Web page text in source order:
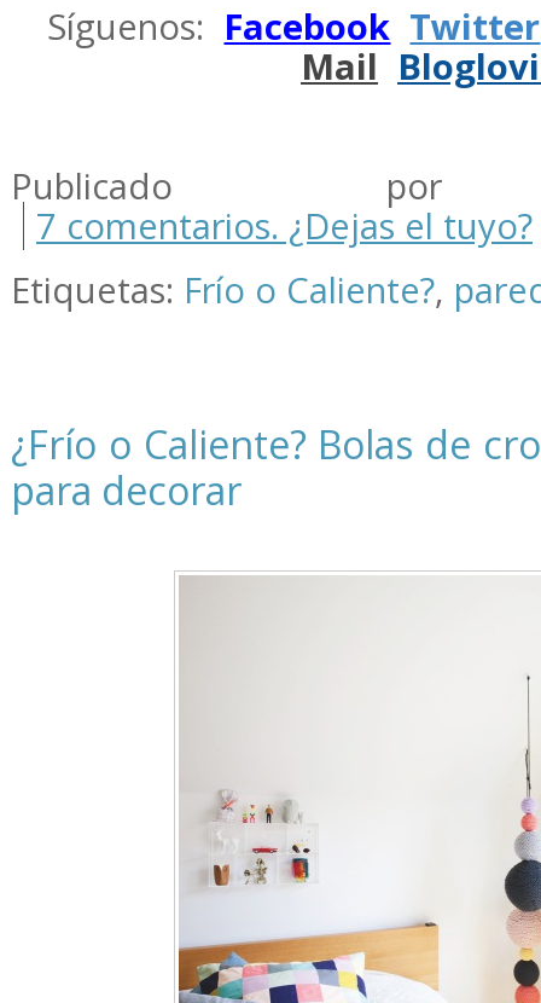
Síguenos: Facebook Twitter
Mail
Publicado por
7 comentarios. ¿Dejas el tuyo?
Etiquetas: Frío o Caliente?,
¿Frío o Caliente? Bolas de
para decorar